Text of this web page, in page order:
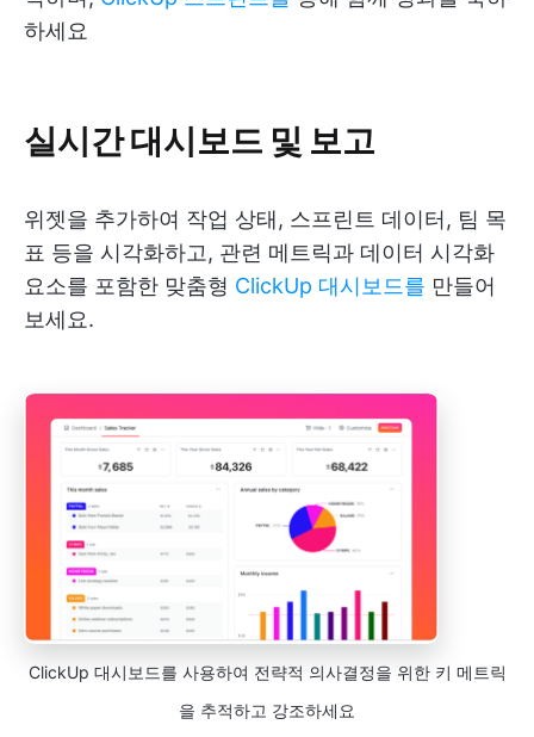
하세요
실시간 대시보드 및 보고
위젯을 추가하여 작업 상태, 스프린트 데이터, 팀 목
표 등을 시각화하고, 관련 메트릭과 데이터 시각화
요소를 포함한 맞춤형 ClickUp 대시보드를 만들어
보세요.
ClickUp 대시보드를 사용하여 전략적 의사결정을 위한 키 메트릭
을 추적하고 강조하세요